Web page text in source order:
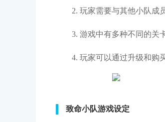
2. 玩家需要与其他小队成
3. 游戏中有多种不同的关
4. 玩家可以通过升级和购
致命小队游戏设定